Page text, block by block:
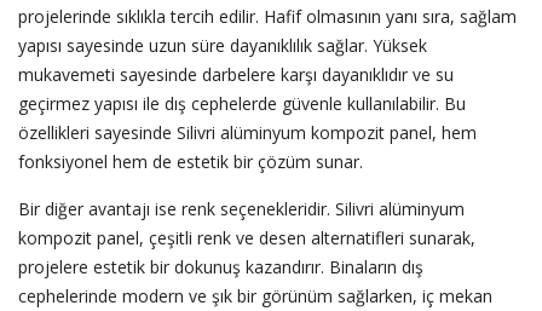
projelerinde sıklıkla tercih edilir. Hafif olmasının yanı sıra, sağlam
yapısı sayesinde uzun süre dayanıklılık sağlar. Yüksek
mukavemeti sayesinde darbelere karşı dayanıklıdır ve su
geçirmez yapısı ile dış cephelerde güvenle kullanılabilir. Bu
özellikleri sayesinde Silivri alüminyum kompozit panel, hem
fonksiyonel hem de estetik bir çözüm sunar.
Bir diğer avantajı ise renk seçenekleridir. Silivri alüminyum
kompozit panel, çeşitli renk ve desen alternatifleri sunarak,
projelere estetik bir dokunuş kazandırır. Binaların dış
cephelerinde modern ve şık bir görünüm sağlarken, iç mekan